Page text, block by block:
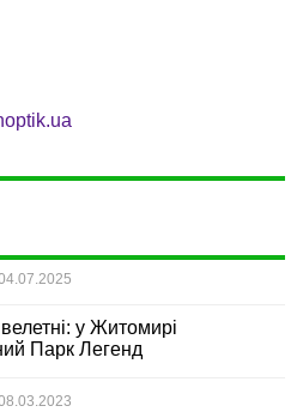
у Житомирі
Парк Легенд